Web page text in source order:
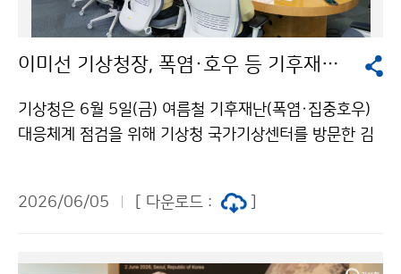
이미선 기상청장, 폭염·호우 등 기후재난에 대비한 신규 대책 추진상황 보고
기상청은 6월 5일(금) 여름철 기후재난(폭염·집중호우)
대응체계 점검을 위해 기상청 국가기상센터를 방문한 김
2026/06/05
[ 다운로드 :